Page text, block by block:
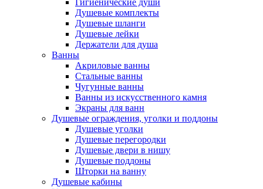
Гигиенические души
Душевые комплекты
Душевые шланги
Душевые лейки
Держатели для душа
Ванны
Акриловые ванны
Стальные ванны
Чугунные ванны
Ванны из искусственного камня
Экраны для ванн
Душевые ограждения, уголки и поддоны
Душевые уголки
Душевые перегородки
Душевые двери в нишу
Душевые поддоны
Шторки на ванну
Душевые кабины